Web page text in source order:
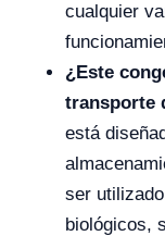
cualquier
¿Este
transporte
está
ser
biológicos,